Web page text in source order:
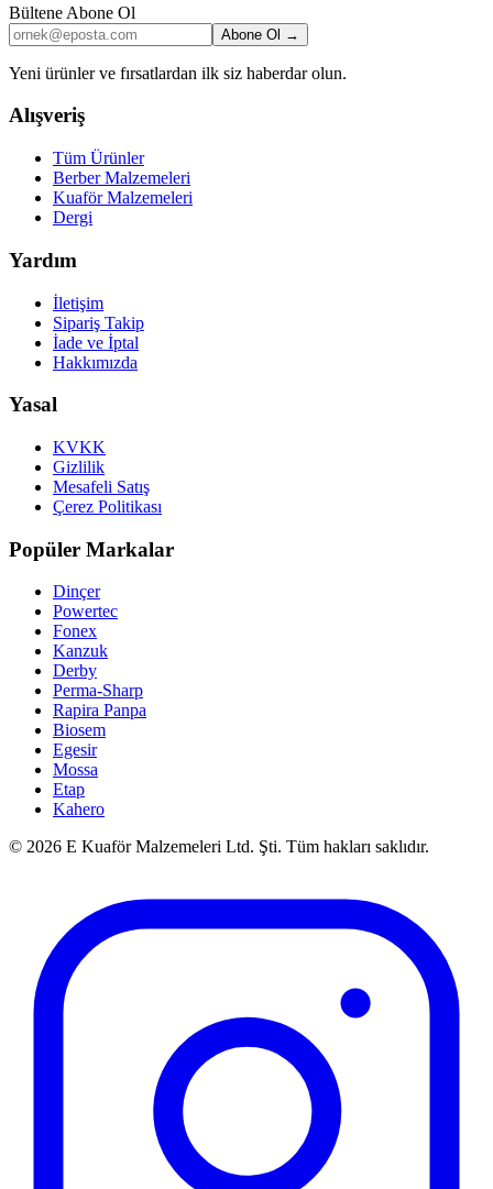
Bültene Abone Ol
Abone Ol →
Yeni ürünler ve fırsatlardan ilk siz haberdar olun.
Alışveriş
Tüm Ürünler
Berber Malzemeleri
Kuaför Malzemeleri
Dergi
Yardım
İletişim
Sipariş Takip
İade ve İptal
Hakkımızda
Yasal
KVKK
Gizlilik
Mesafeli Satış
Çerez Politikası
Popüler Markalar
Dinçer
Powertec
Fonex
Kanzuk
Derby
Perma-Sharp
Rapira Panpa
Biosem
Egesir
Mossa
Etap
Kahero
© 2026 E Kuaför Malzemeleri Ltd. Şti. Tüm hakları saklıdır.